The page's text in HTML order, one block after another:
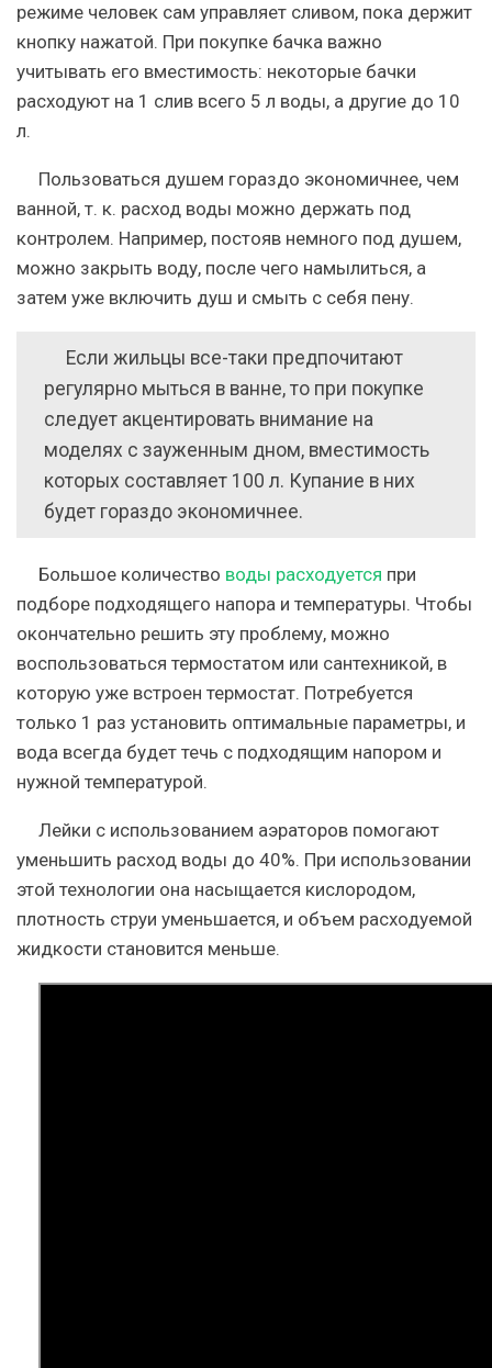
режиме человек сам управляет сливом, пока держит
кнопку нажатой. При покупке бачка важно
учитывать его вместимость: некоторые бачки
расходуют на 1 слив всего 5 л воды, а другие до 10
л.
Пользоваться душем гораздо экономичнее, чем
ванной, т. к. расход воды можно держать под
контролем. Например, постояв немного под душем,
можно закрыть воду, после чего намылиться, а
затем уже включить душ и смыть с себя пену.
Если жильцы все-таки предпочитают
регулярно мыться в ванне, то при покупке
следует акцентировать внимание на
моделях с зауженным дном, вместимость
которых составляет 100 л. Купание в них
будет гораздо экономичнее.
Большое количество воды расходуется при
подборе подходящего напора и температуры. Чтобы
окончательно решить эту проблему, можно
воспользоваться термостатом или сантехникой, в
которую уже встроен термостат. Потребуется
только 1 раз установить оптимальные параметры, и
вода всегда будет течь с подходящим напором и
нужной температурой.
Лейки с использованием аэраторов помогают
уменьшить расход воды до 40%. При использовании
этой технологии она насыщается кислородом,
плотность струи уменьшается, и объем расходуемой
жидкости становится меньше.